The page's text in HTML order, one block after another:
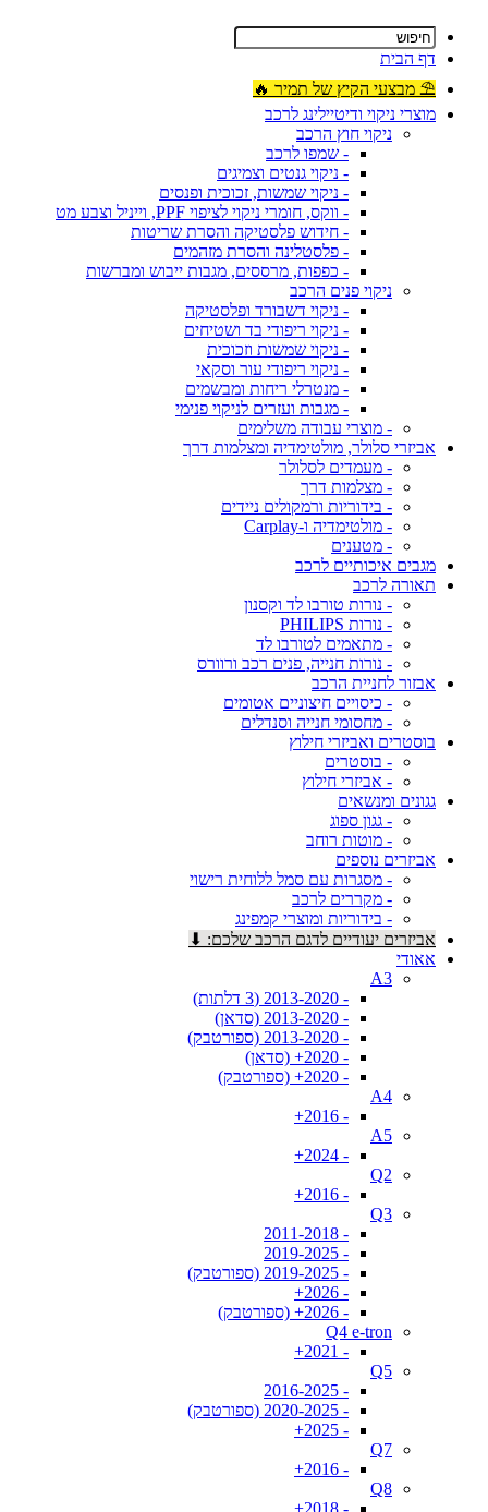
דף הבית
⛱ מבצעי הקיץ של תמיר 🔥
מוצרי ניקוי ודיטיילינג לרכב
ניקוי חוץ הרכב
- שמפו לרכב
- ניקוי גנטים וצמיגים
- ניקוי שמשות, זכוכית ופנסים
- ווקס, חומרי ניקוי לציפוי PPF, וייניל וצבע מט
- חידוש פלסטיקה והסרת שריטות
- פלסטלינה והסרת מזהמים
- כפפות, מרססים, מגבות ייבוש ומברשות
ניקוי פנים הרכב
- ניקוי דשבורד ופלסטיקה
- ניקוי ריפודי בד ושטיחים
- ניקוי שמשות וזכוכית
- ניקוי ריפודי עור וסקאי
- מנטרלי ריחות ומבשמים
- מגבות ועזרים לניקוי פנימי
- מוצרי עבודה משלימים
אביזרי סלולר, מולטימדיה ומצלמות דרך
- מעמדים לסלולר
- מצלמות דרך
- בידוריות ורמקולים ניידים
- מולטימדיה ו-Carplay
- מטענים
מגבים איכותיים לרכב
תאורה לרכב
- נורות טורבו לד וקסנון
- נורות PHILIPS
- מתאמים לטורבו לד
- נורות חנייה, פנים רכב ורוורס
אבזור לחניית הרכב
- כיסויים חיצוניים אטומים
- מחסומי חנייה וסנדלים
בוסטרים ואביזרי חילוץ
- בוסטרים
- אביזרי חילוץ
גגונים ומנשאים
- גגון ספוג
- מוטות רוחב
אביזרים נוספים
- מסגרות עם סמל ללוחית רישוי
- מקררים לרכב
- בידוריות ומוצרי קמפינג
אביזרים יעודיים לדגם הרכב שלכם: ⬇
אאודי
A3
- 2013-2020 (3 דלתות)
- 2013-2020 (סדאן)
- 2013-2020 (ספורטבק)
- 2020+ (סדאן)
- 2020+ (ספורטבק)
A4
- 2016+
A5
- 2024+
Q2
- 2016+
Q3
- 2011-2018
- 2019-2025
- 2019-2025 (ספורטבק)
- 2026+
- 2026+ (ספורטבק)
Q4 e-tron
- 2021+
Q5
- 2016-2025
- 2020-2025 (ספורטבק)
- 2025+
Q7
- 2016+
Q8
- 2018+